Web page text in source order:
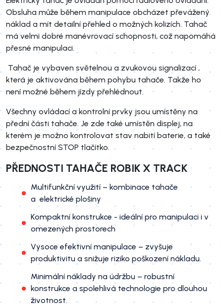
Obsluha může během manipulace obcházet převážený
náklad a mít detailní přehled o možných kolizích. Tahač
má velmi dobré manévrovací schopnosti, což napomáhá
přesné manipulaci.
Tahač je vybaven světelnou a zvukovou signalizací ,
která je aktivována během pohybu tahače. Takže ho
není možné během jízdy přehlédnout.
Všechny ovládací a kontrolní prvky jsou umístěny na
přední části tahače. Je zde také umístěn displej, na
kterém je možno kontrolovat stav nabití baterie, a také
bezpečnostní STOP tlačítko.
PŘEDNOSTI TAHAČE ROBIK X TRACK
Multifunkční využití – kombinace tahače
a elektrické plošiny
Kompaktní konstrukce - ideální pro manipulaci i v
omezených prostorech
Vysoce efektivní manipulace – zvyšuje
produktivitu a snižuje riziko poškození nákladu.
Minimální náklady na údržbu – robustní
konstrukce a spolehlivá technologie pro dlouhou
životnost.